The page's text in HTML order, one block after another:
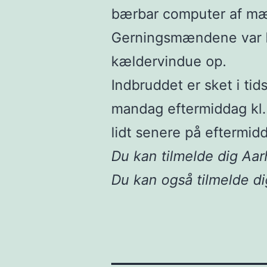
bærbar computer af
Gerningsmændene
kældervindue op.
Indbruddet er sket i
mandag eftermiddag
lidt senere på
Du kan tilmelde dig
Du kan også tilmelde